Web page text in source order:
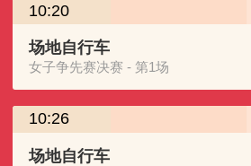
10:20
场地自行车
女子争先赛决赛 - 第1场
10:26
场地自行车